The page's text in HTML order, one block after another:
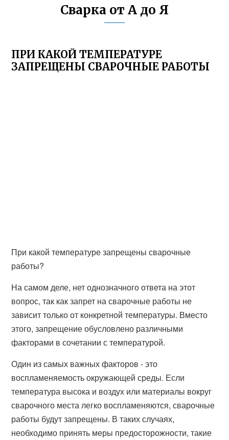
Сварка от А до Я
ПРИ КАКОЙ ТЕМПЕРАТУРЕ
ЗАПРЕЩЕНЫ СВАРОЧНЫЕ РАБОТЫ
При какой температуре запрещены сварочные
работы?
На самом деле, нет однозначного ответа на этот
вопрос, так как запрет на сварочные работы не
зависит только от конкретной температуры. Вместо
этого, запрещение обусловлено различными
факторами в сочетании с температурой.
Один из самых важных факторов - это
воспламеняемость окружающей среды. Если
температура высока и воздух или материалы вокруг
сварочного места легко воспламеняются, сварочные
работы будут запрещены. В таких случаях,
необходимо принять меры предосторожности, такие